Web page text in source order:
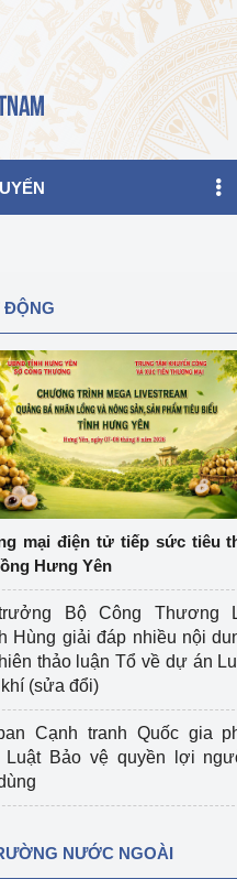
ĐỘNG
mại điện tử tiếp sức tiêu
Hưng Yên
Bộ Công Thương
Hùng giải đáp nhiều nội
thảo luận Tổ về dự án
(sửa đổi)
Cạnh tranh Quốc gia
Luật Bảo vệ quyền lợi
NƯỚC NGOÀI